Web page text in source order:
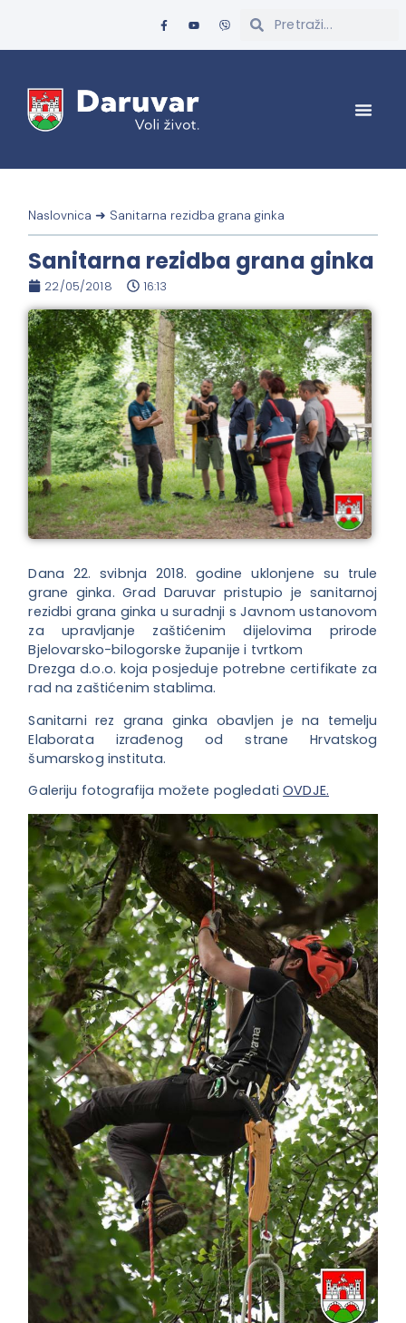
Naslovnica ➜ Sanitarna rezidba grana ginka
Sanitarna rezidba grana ginka
22/05/2018 16:13
Dana 22. svibnja 2018. godine uklonjene su trule
grane ginka. Grad Daruvar pristupio je sanitarnoj
rezidbi grana ginka u suradnji s Javnom ustanovom
za upravljanje zaštićenim dijelovima prirode
Bjelovarsko-bilogorske županije i tvrtkom
Drezga d.o.o. koja posjeduje potrebne certifikate za
rad na zaštićenim stablima.
Sanitarni rez grana ginka obavljen je na temelju
Elaborata izrađenog od strane Hrvatskog
šumarskog instituta.
Galeriju fotografija možete pogledatiOVDJE.